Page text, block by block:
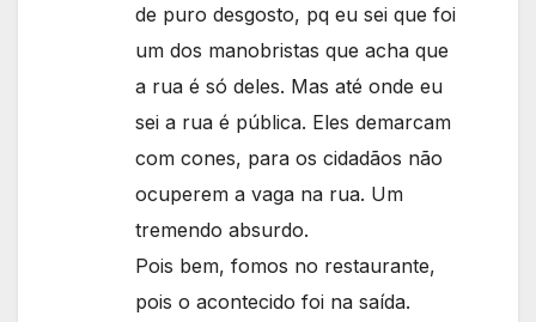
de puro desgosto, pq eu sei que foi
um dos manobristas que acha que
a rua é só deles. Mas até onde eu
sei a rua é pública. Eles demarcam
com cones, para os cidadãos não
ocuperem a vaga na rua. Um
tremendo absurdo.
Pois bem, fomos no restaurante,
pois o acontecido foi na saída.